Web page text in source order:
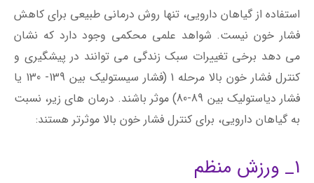
استفاده از گیاهان دارویی، تنها روش درمانی طبیعی برای کاهش
فشار خون نیست. شواهد علمی محکمی وجود دارد که نشان
می دهد برخی تغییرات سبک زندگی می توانند در پیشگیری و
کنترل فشار خون بالا مرحله 1 (فشار سیستولیک بین 139- 130 یا
فشار دیاستولیک بین 89-80) موثر باشند. درمان های زیر، نسبت
به گیاهان دارویی، برای کنترل فشار خون بالا موثرتر هستند:
1_ ورزش منظم